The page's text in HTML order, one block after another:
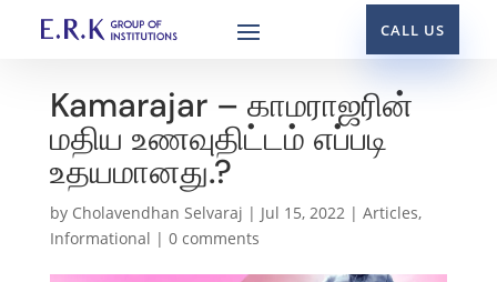
CALL US
Kamarajar – காமராஜரின்
மதிய உணவுதிட்டம் எப்படி
உதயமானது.?
by Cholavendhan Selvaraj | Jul 15, 2022| Articles,
Informational | 0 comments